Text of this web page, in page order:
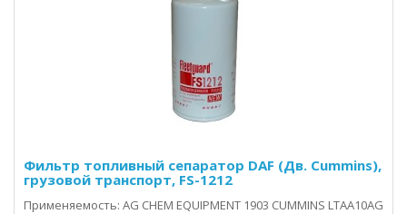
Фильтр топливный сепаратор DAF (Дв. Cummins),
грузовой транспорт, FS-1212
Применяемость: AG CHEM EQUIPMENT 1903 CUMMINS LTAA10AG